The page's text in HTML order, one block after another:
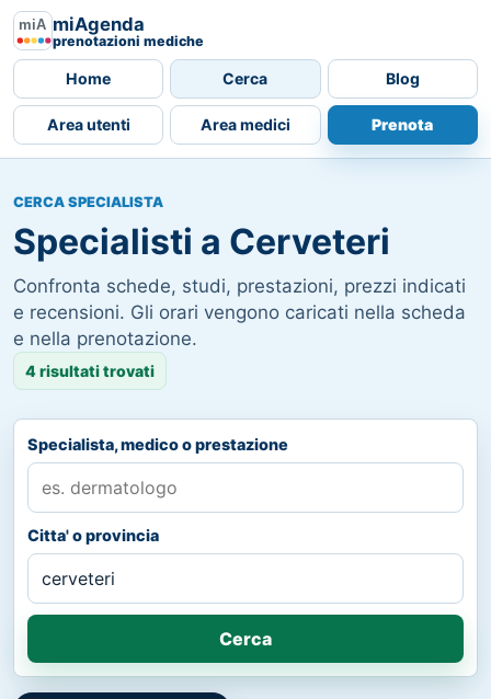
miAgenda
prenotazioni mediche
Home Cerca Blog
Area utenti Area medici Prenota
CERCA SPECIALISTA
Specialisti a Cerveteri
Confronta schede, studi, prestazioni, prezzi indicati
e recensioni. Gli orari vengono caricati nella scheda
e nella prenotazione.
4 risultati trovati
Specialista, medico o prestazione
Citta' o provincia
Cerca